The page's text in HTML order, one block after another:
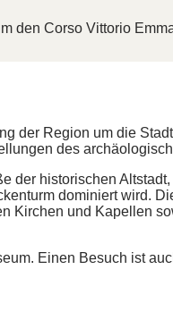
den Corso Vittorio
der Region um die
des
der historischen
dominiert wird.
Kirchen und Kapellen
Einen Besuch ist